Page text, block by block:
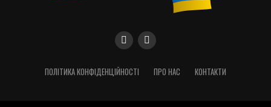
ПОЛІТИКА КОНФІДЕНЦІЙНОСТІ ПРО НАС КОНТАКТИ